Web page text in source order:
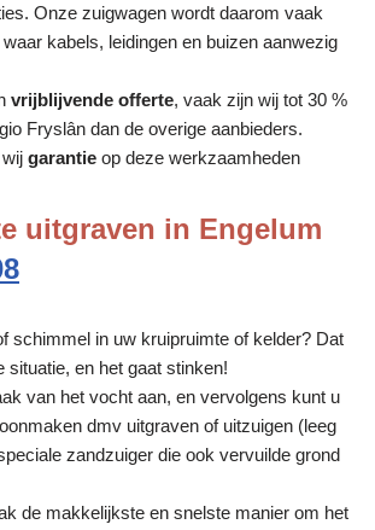
Onze zuigwagen wordt daarom vaak
kabels, leidingen en buizen aanwezig
vrijblijvende offerte, vaak zijn wij tot 30 %
Fryslân dan de overige aanbieders.
garantie op deze werkzaamheden
uitgraven in Engelum
schimmel in uw kruipruimte of kelder? Dat
situatie, en het gaat stinken!
van het vocht aan, en vervolgens kunt u
dmv uitgraven of uitzuigen (leeg
zandzuiger die ook vervuilde grond
de makkelijkste en snelste manier om het